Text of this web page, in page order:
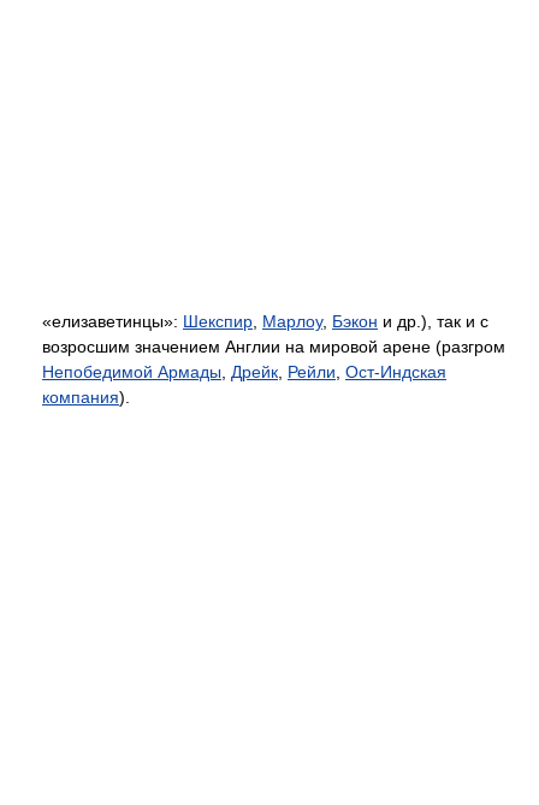
«елизаветинцы»: Шекспир Марлоу, Бэкон и др.), так и с
возросшим значением Англии на мировой арене (разгром
Непобедимой Армады
Дрейк Рейли Ост-Индская
компания).